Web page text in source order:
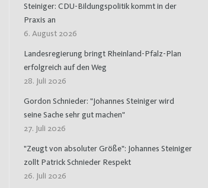
Steiniger: CDU-Bildungspolitik kommt in der
Praxis an
6. August 2026
Landesregierung bringt Rheinland-Pfalz-Plan
erfolgreich auf den Weg
28. Juli 2026
Gordon Schnieder: "Johannes Steiniger wird
seine Sache sehr gut machen"
27. Juli 2026
"Zeugt von absoluter Größe": Johannes Steiniger
zollt Patrick Schnieder Respekt
26. Juli 2026